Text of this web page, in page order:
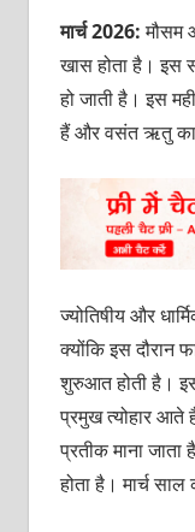
मार्च 2026:मौसम
खास होता है। इस
हो जाती है। इस
हैं और वसंत ऋतु का
ज्‍योतिषीय और
क्‍योंक‍ि इस दौरान
शुरुआत होती है।
प्रमुख त्‍योहार आते
प्रतीक माना
होता है। मार्च साल